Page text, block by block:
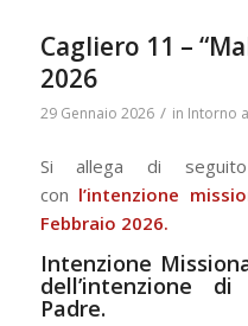
Cagliero 11 –
2026
29 Gennaio 2026 / in Intorno
Si allega di
con l’intenzione
Febbraio 2026.
Intenzione
dell’intenzione
Padre.